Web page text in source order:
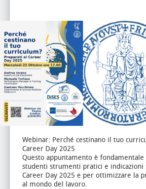
Webinar: Perché cestinano il tuo
Career Day 2025
Questo appuntamento è
studenti strumenti pratici e indicazioni
Career Day 2025 e per ottimizzare la
al mondo del lavoro.